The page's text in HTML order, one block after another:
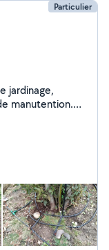
Particulier
jardinage,
manutention.